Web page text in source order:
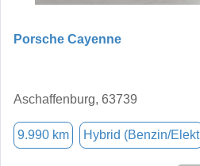
Porsche Cayenne
Aschaffenburg, 63739
9.990 km Hybrid (Benzin/Elekt